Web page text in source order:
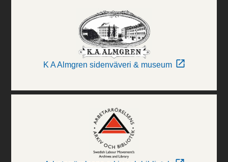
K A Almgren sidenväveri & museum